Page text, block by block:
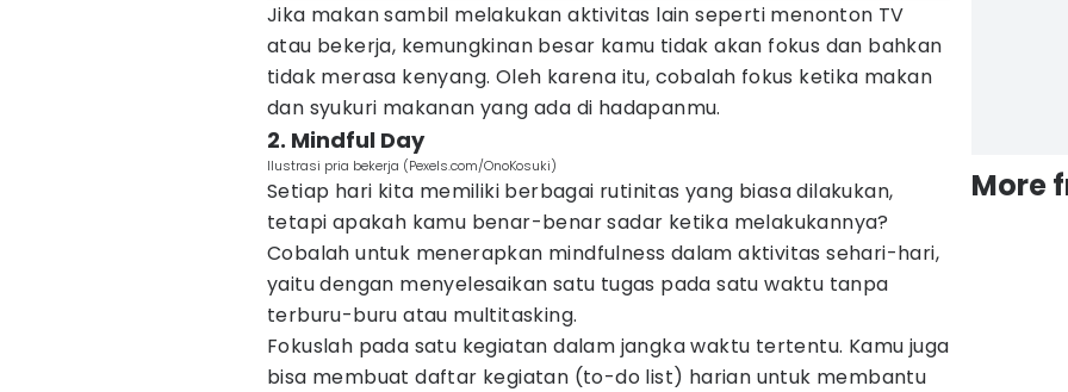
Jika makan sambil melakukan aktivitas lain seperti menonton TV
atau bekerja, kemungkinan besar kamu tidak akan fokus dan bahkan
tidak merasa kenyang. Oleh karena itu, cobalah fokus ketika makan
dan syukuri makanan yang ada di hadapanmu.
2. Mindful Day
Ilustrasi pria bekerja (Pexels.com/OnoKosuki)
Setiap hari kita memiliki berbagai rutinitas yang biasa dilakukan,
tetapi apakah kamu benar-benar sadar ketika melakukannya?
Cobalah untuk menerapkan mindfulness dalam aktivitas sehari-hari,
yaitu dengan menyelesaikan satu tugas pada satu waktu tanpa
terburu-buru atau multitasking.
Fokuslah pada satu kegiatan dalam jangka waktu tertentu. Kamu juga
bisa membuat daftar kegiatan (to-do list) harian untuk membantu
More